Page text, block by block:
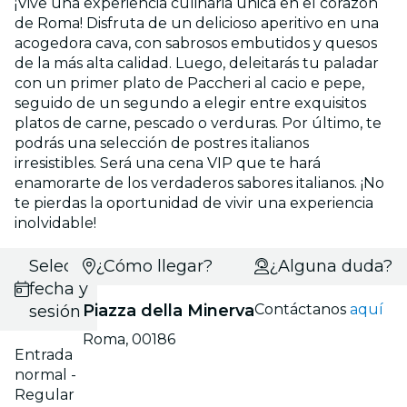
de Roma! Disfruta de un delicioso aperitivo en una
acogedora cava, con sabrosos embutidos y quesos
de la más alta calidad. Luego, deleitarás tu paladar
con un primer plato de Paccheri al cacio e pepe,
seguido de un segundo a elegir entre exquisitos
platos de carne, pescado o verduras. Por último, te
podrás una selección de postres italianos
irresistibles. Será una cena VIP que te hará
enamorarte de los verdaderos sabores italianos. ¡No
te pierdas la oportunidad de vivir una experiencia
inolvidable!
Selecciona
fecha y
sesión
Entrada
normal -
Regular
¿Cómo llegar?
Piazza della Minerva
Roma, 00186
¿Alguna duda?
Contáctanosaquí